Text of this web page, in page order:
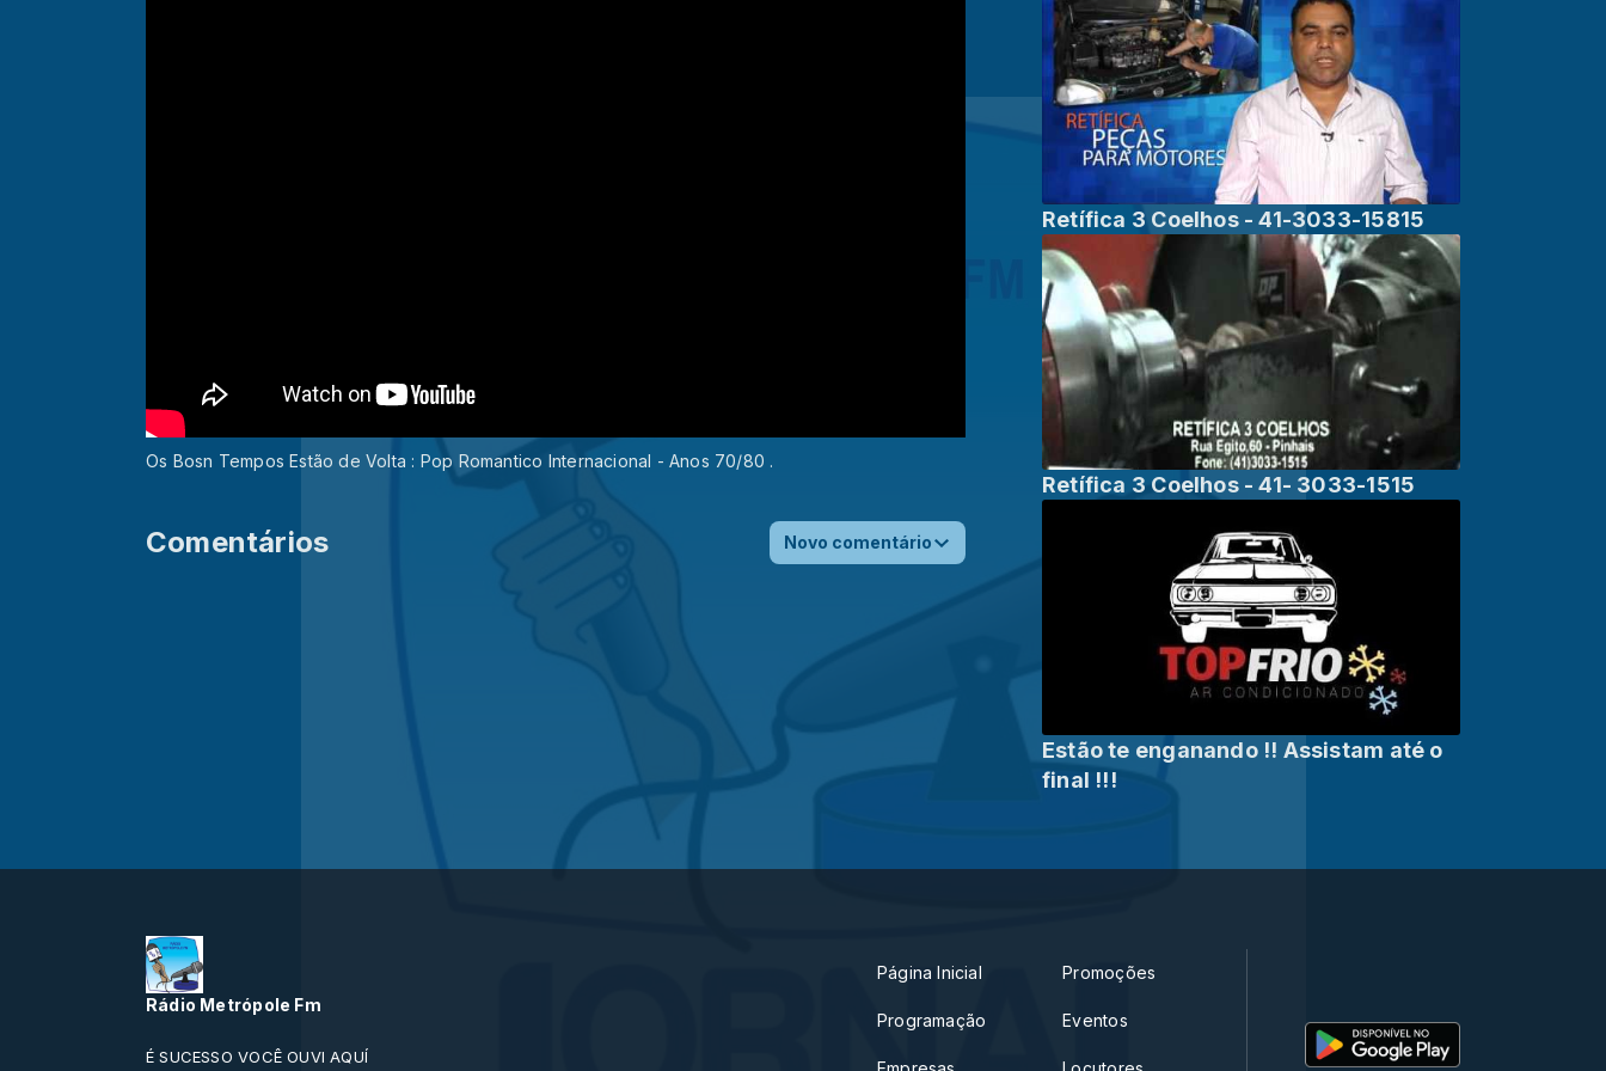
Retífica 3 Coelhos - 41-3033-15815
Retífica 3 Coelhos - 41- 3033-1515
Estão te enganando !! Assistam até o
final !!!
Os Bosn Tempos Estão de Volta : Pop Romantico Internacional - Anos 70/80 .
Comentários Novo comentário
Rádio Metrópole Fm
É SUCESSO VOCÊ OUVI AQUÍ
Página Inicial
Programação
Promoções
Eventos